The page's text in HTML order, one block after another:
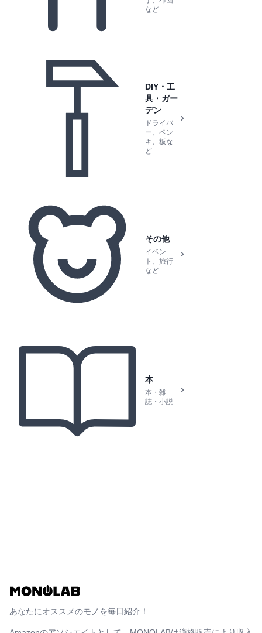
など
DIY・工
具・ガー
デン
ドライバ
ー、ペン
キ、板な
ど
その他
イベン
ト、旅行
など
本
本・雑
誌・小説
あなたにオススメのモノを毎日紹介！